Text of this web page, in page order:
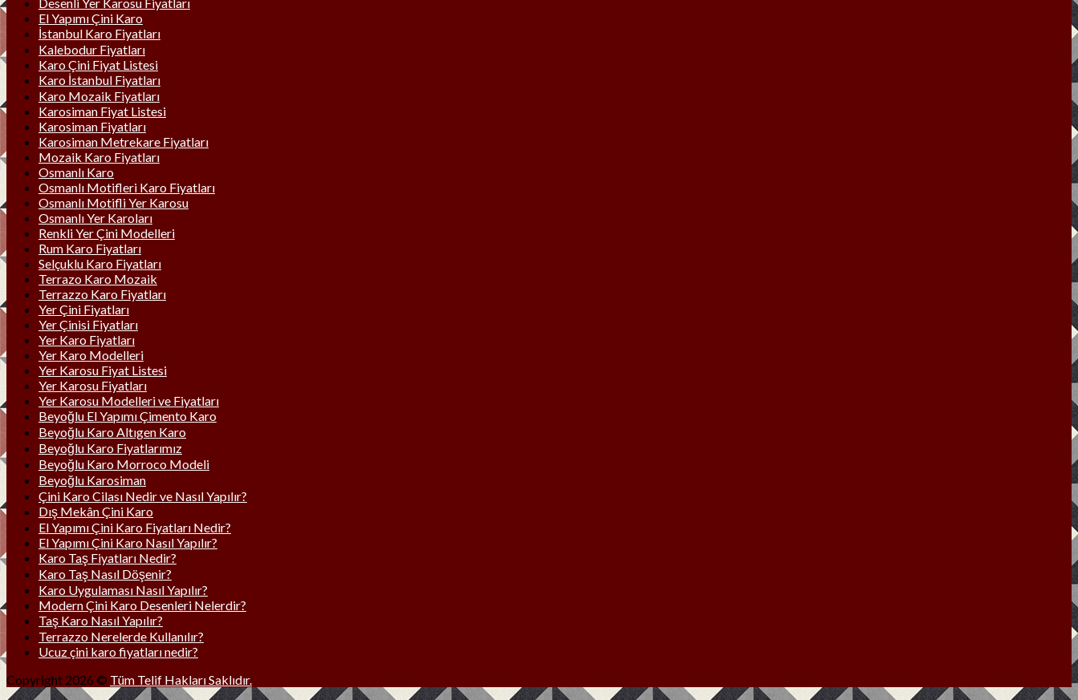
El Yapımı Çini Karo
İstanbul Karo Fiyatları
Kalebodur Fiyatları
Karo Çini Fiyat Listesi
Karo İstanbul Fiyatları
Karo Mozaik Fiyatları
Karosiman Fiyat Listesi
Karosiman Fiyatları
Karosiman Metrekare Fiyatları
Mozaik Karo Fiyatları
Osmanlı Karo
Osmanlı Motifleri Karo Fiyatları
Osmanlı Motifli Yer Karosu
Osmanlı Yer Karoları
Renkli Yer Çini Modelleri
Rum Karo Fiyatları
Selçuklu Karo Fiyatları
Terrazo Karo Mozaik
Terrazzo Karo Fiyatları
Yer Çini Fiyatları
Yer Çinisi Fiyatları
Yer Karo Fiyatları
Yer Karo Modelleri
Yer Karosu Fiyat Listesi
Yer Karosu Fiyatları
Yer Karosu Modelleri ve Fiyatları
Beyoğlu El Yapımı Çimento Karo
Beyoğlu Karo Altıgen Karo
Beyoğlu Karo Fiyatlarımız
Beyoğlu Karo Morroco Modeli
Beyoğlu Karosiman
Çini Karo Cilası Nedir ve Nasıl Yapılır?
Dış Mekân Çini Karo
El Yapımı Çini Karo Fiyatları Nedir?
El Yapımı Çini Karo Nasıl Yapılır?
Karo Taş Fiyatları Nedir?
Karo Taş Nasıl Döşenir?
Karo Uygulaması Nasıl Yapılır?
Modern Çini Karo Desenleri Nelerdir?
Taş Karo Nasıl Yapılır?
Terrazzo Nerelerde Kullanılır?
Ucuz çini karo fiyatları nedir?
Copyright 2026 © Tüm Telif Hakları Saklıdır.